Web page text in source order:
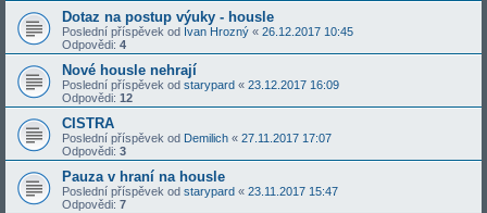
Dotaz na postup výuky - housle
Poslední příspěvek od Ivan Hrozný « 26.12.2017 10:45
Odpovědi: 4
Nové housle nehrají
Poslední příspěvek od starypard « 23.12.2017 16:09
Odpovědi: 12
CISTRA
Poslední příspěvek od Demilich « 27.11.2017 17:07
Odpovědi: 3
Pauza v hraní na housle
Poslední příspěvek od starypard « 23.11.2017 15:47
Odpovědi: 7